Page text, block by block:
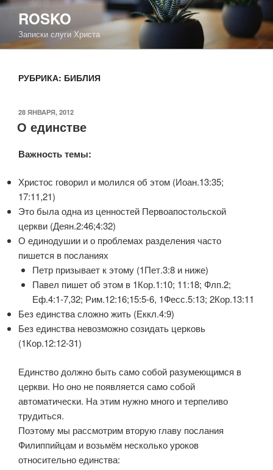
Перейти
содержимому
ROSKO
Записки слуги Христа
РУБРИКА: БИБЛИЯ
ОПУБЛИКОВАНО
28 ЯНВАРЯ, 2012
О единстве
Важность темы:
Христос говорил и молился об этом (Иоан.13:35;
17:11,21)
Это была одна из ценностей Первоапостольской
церкви (Деян.2:46;4:32)
О единодушии и о проблемах разделения часто
пишется в посланиях
Петр призывает к этому (1Пет.3:8 и ниже)
Павел пишет об этом в 1Кор.1:10; 11:18; Флп.2;
Еф.4:1-7,32; Рим.12:16;15:5-6, 1Фесс.5:13; 2Кор.13:11
Без единства сложно жить (Еккл.4:9)
Без единства невозможно созидать церковь
(1Кор.12:12-31)
Единство должно быть само собой разумеющимся в
церкви. Но оно не появляется само собой
автоматически. На этим нужно много и терпеливо
трудиться.
Поэтому мы рассмотрим вторую главу послания
Филиппийцам и возьмём несколько уроков
относительно единства: